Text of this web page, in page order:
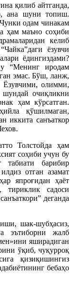
қилиб айтганда,
ана шуни топиш.
одам чинакам
ҳам маъно соҳиби
келиб
ёзувчи
ёдингиздами?
у “Менинг иродам
эмас. Бўш, ланж,
олимми,
очиқликни
ҳам кўрсатган.
қўшилмаган,
иккита санъаткор
Толстойда ҳам
соҳиби учун бу
барибир
отган азамат
япроғидан ҳаёт
тириклик садоси
деганда
шак-шубҳасиз,
эътиборни жалб
яширадиган
ўқиб, чуқурроқ
қизиқишингиз
бебаҳо